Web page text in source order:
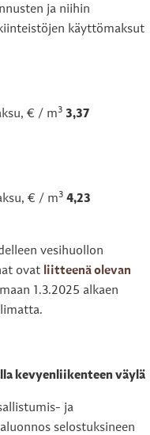
ja niihin
käyttömaksut
€ / m3 3,37
€ / m3 4,23
vesihuollon
ovat liitteenä olevan
1.3.2025 alkaen
kevyenliikenteen väylä
ja
selostuksineen